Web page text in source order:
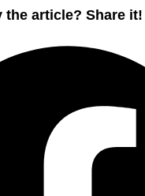
the article? Share it!